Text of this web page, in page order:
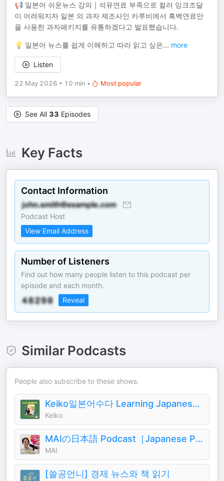
📢 일본어 쉬운뉴스 강의｜석유연료 부족으로 컬러 잉크조달
이 어려워지자 일본 의 과자 제조사인 카루비에서 흑백연료만
을 사용한 과자패키지를 유통하겠다고 발표했습니다.
💡 일본어 뉴스를 쉽게 이해하고 따라 읽고 싶은... more
Listen
22 May 2026 • 10 min • Most popular
See All 33 Episodes
Key Facts
Contact Information
Podcast Host
View Email Address
Number of Listeners
Find out how many people listen to this podcast per
episode and each month.
Reveal
Similar Podcasts
People also subscribe to these shows.
Keiko일본어수다 Learning Japanese in Korean
Keiko
MAIの日本語 Podcast［Japanese Podcast］
MAI
[쓸공언니] 경제 뉴스와 책 읽기